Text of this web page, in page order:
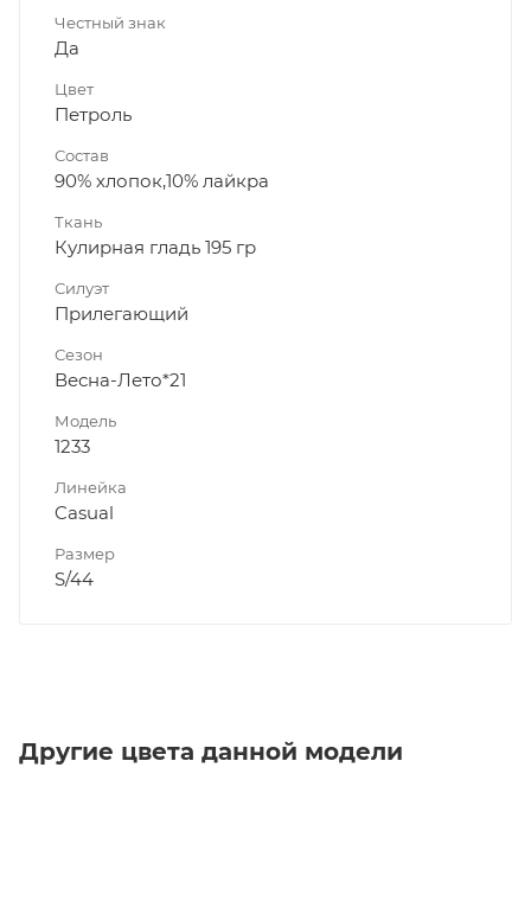
Другие цвета данной модели
Честный знак
Да
Цвет
Петроль
Состав
90% хлопок,10% лайкра
Ткань
Кулирная гладь 195 гр
Силуэт
Прилегающий
Сезон
Весна-Лето*21
Модель
1233
Линейка
Casual
Размер
S/44